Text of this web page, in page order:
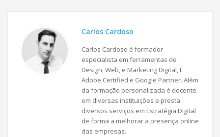
Carlos Cardoso
Carlos Cardoso é formador
especialista em ferramentas de
Design, Web, e Marketing Digital, É
Adobe Certified e Google Partner. Além
da formação personalizada é docente
em diversas instituições e presta
diversos serviços em Estratégia Digital
de forma a melhorar a presença online
das empresas.